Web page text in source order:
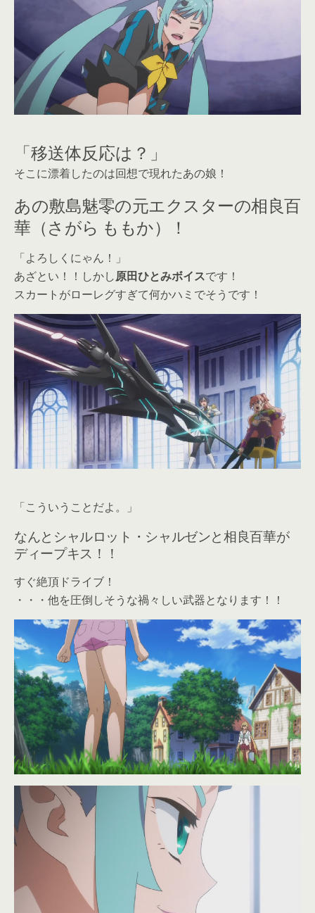
「移送体反応は？」
そこに漂着したのは回想で現れたあの娘！
あの敷島魅零の元エクスターの相良百
華（さがら ももか）！
「よろしくにゃん！」
あざとい！！しかし原田ひとみボイスです！
スカートがローレグすぎて何かハミでそうです！
「こういうことだよ。」
なんとシャルロット・シャルゼンと相良百華が
ディープキス！！
すぐ絶頂ドライブ！
・・・他を圧倒しそうな禍々しい武器となります！！